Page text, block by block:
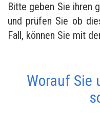
Bitte geben Sie ihren
und prüfen Sie ob
Fall, können Sie mit
Worauf Sie